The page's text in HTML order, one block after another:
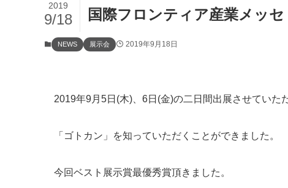
国際フロンティア産業メッセ
2019
9/18
NEWS 展示会 2019年9月18日
2019年9月5日(木)、6日(金)の二日間出展させてい
「ゴトカン」を知っていただくことができました。
今回ベスト展示賞最優秀